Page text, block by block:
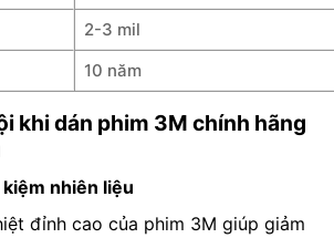
2-3 mil
10 năm
khi dán phim 3M chính hãng
nhiên liệu
đỉnh cao của phim 3M giúp giảm